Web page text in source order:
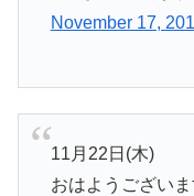
November 17,
11月22日(木)
おはようございま